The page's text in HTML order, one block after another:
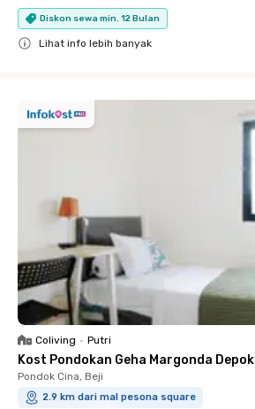
Diskon sewa min. 12 Bulan
Lihat info lebih banyak
Coliving • Putri
Kost Pondokan Geha Margonda Depok
Pondok Cina, Beji
2.9 km dari mal pesona square